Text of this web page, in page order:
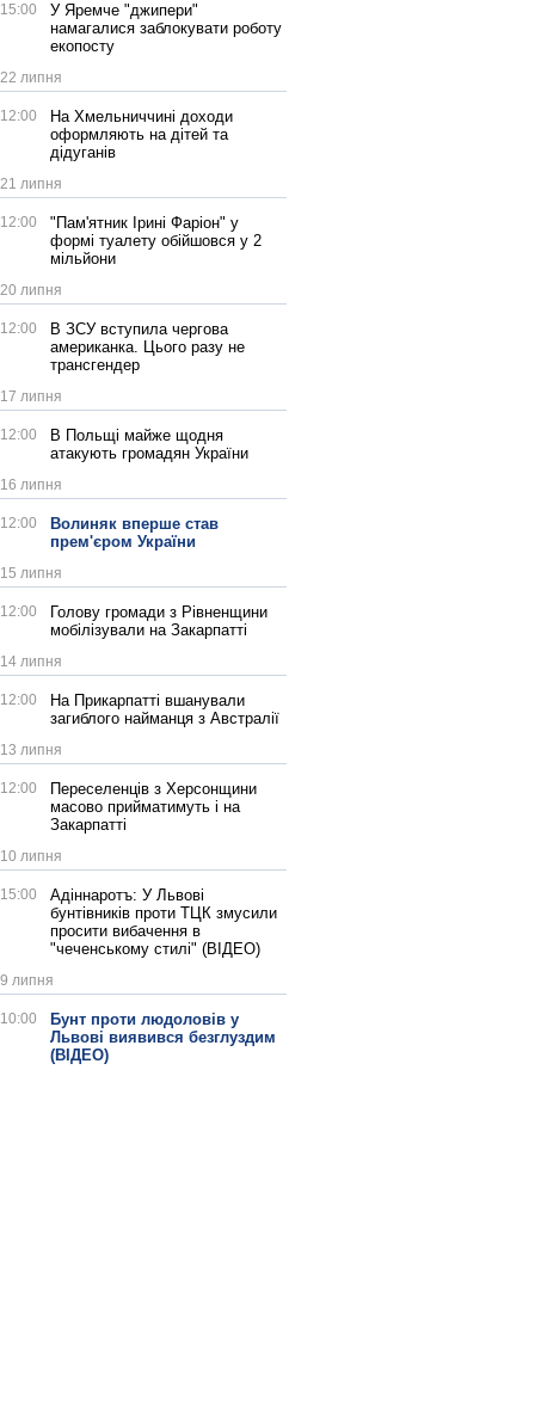
15:00
У Яремче "джипери"
намагалися заблокувати роботу
екопосту
22 липня
12:00
На Хмельниччині доходи
оформляють на дітей та
дідуганів
21 липня
12:00
"Пам'ятник Ірині Фаріон" у
формі туалету обійшовся у 2
мільйони
20 липня
12:00
В ЗСУ вступила чергова
американка. Цього разу не
трансгендер
17 липня
12:00
В Польщі майже щодня
атакують громадян України
16 липня
12:00
Волиняк вперше став
прем'єром України
15 липня
12:00
Голову громади з Рівненщини
мобілізували на Закарпатті
14 липня
12:00
На Прикарпатті вшанували
загиблого найманця з Австралії
13 липня
12:00
Переселенців з Херсонщини
масово прийматимуть і на
Закарпатті
10 липня
15:00
Адіннаротъ: У Львові
бунтівників проти ТЦК змусили
просити вибачення в
"чеченському стилі" (ВІДЕО)
9 липня
10:00
Бунт проти людоловів у
Львові виявився безглуздим
(ВІДЕО)